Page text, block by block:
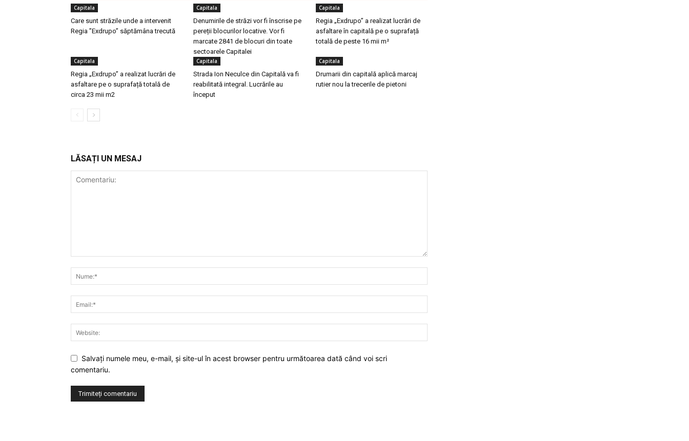
Capitala
Care sunt străzile unde a intervenit
Regia ”Exdrupo” săptămâna trecută
Capitala
Denumirile de străzi vor fi înscrise pe
pereții blocurilor locative. Vor fi
marcate 2841 de blocuri din toate
sectoarele Capitalei
Capitala
Regia „Exdrupo” a realizat lucrări de
asfaltare în capitală pe o suprafață
totală de peste 16 mii m²
Capitala
Regia „Exdrupo” a realizat lucrări de
asfaltare pe o suprafață totală de
circa 23 mii m2
Capitala
Strada Ion Neculce din Capitală va fi
reabilitată integral. Lucrările au
început
Capitala
Drumarii din capitală aplică marcaj
rutier nou la trecerile de pietoni
LĂSAȚI UN MESAJ
Salvaţi numele meu, e-mail, şi site-ul în acest browser pentru următoarea dată când voi scri
comentariu.